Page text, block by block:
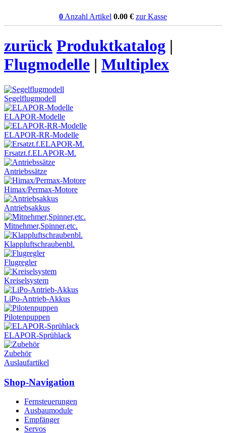
0 Anzahl Artikel 0.00 € zur Kasse
zurück Produktkatalog |
Flugmodelle | Multiplex
Segelflugmodell
ELAPOR-Modelle
ELAPOR-RR-Modelle
Ersatzt.f.ELAPOR-M.
Antriebssätze
Himax/Permax-Motore
Antriebsakkus
Mitnehmer,Spinner,etc.
Klappluftschraubenbl.
Flugregler
Kreiselsystem
LiPo-Antrieb-Akkus
Pilotenpuppen
ELAPOR-Sprühlack
Zubehör
Auslaufartikel
Shop-Navigation
Fernsteuerungen
Ausbaumodule
Empfänger
Servos